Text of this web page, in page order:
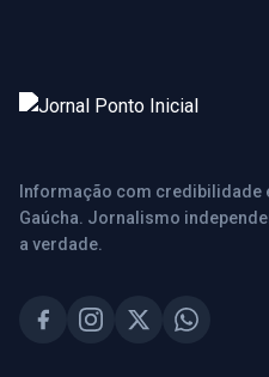
Informação com credibilidade
Gaúcha. Jornalismo
a verdade.